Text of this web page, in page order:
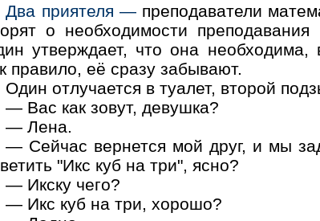
Два приятеля —преподаватели
о необходимости
утверждает, что она необходима,
правило, её сразу забывают.
Один отлучается в туалет, второй
— Вас как зовут, девушка?
— Лена.
— Сейчас вернется мой друг, и мы
"Икс куб на три", ясно?
— Икску чего?
— Икс куб на три, хорошо?